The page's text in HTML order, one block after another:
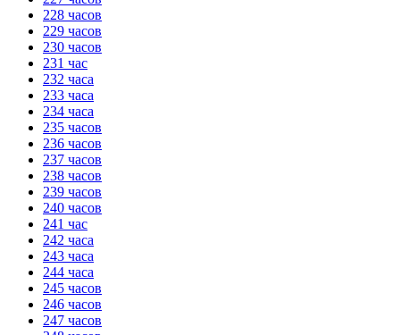
228 часов
229 часов
230 часов
231 час
232 часа
233 часа
234 часа
235 часов
236 часов
237 часов
238 часов
239 часов
240 часов
241 час
242 часа
243 часа
244 часа
245 часов
246 часов
247 часов